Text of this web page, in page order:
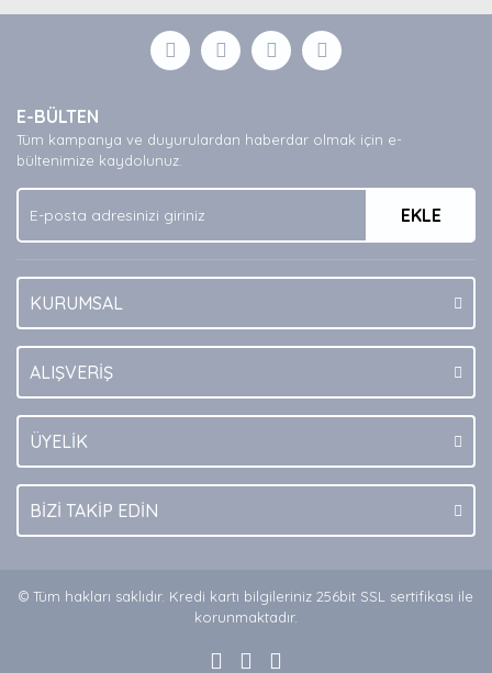
Yorum Yaz
formunu kullanarak tarafımıza iletebilirsiniz.
Görüş ve önerileriniz için teşekkür ederiz.
Ürün açıklamasında eksik bilgiler bulunuyor.
Ürün bilgilerinde hatalar bulunuyor.
Ürün fiyatı diğer sitelerden daha pahalı.
Bu ürüne benzer farklı alternatifler olmalı.
E-BÜLTEN
Tüm kampanya ve duyurulardan haberdar olmak için e-
bültenimize kaydolunuz.
EKLE
KURUMSAL
ALIŞVERİŞ
ÜYELİK
BİZİ TAKİP EDİN
© Tüm hakları saklıdır. Kredi kartı bilgileriniz 256bit SSL sertifikası ile
korunmaktadır.